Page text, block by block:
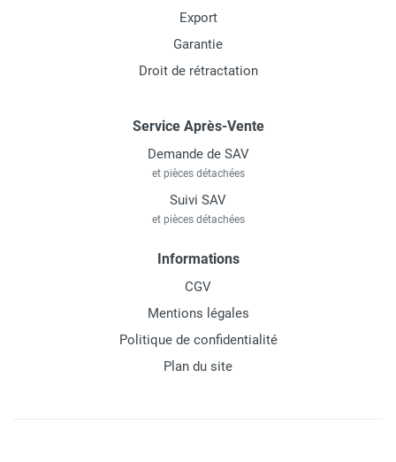
Export
Garantie
Droit de rétractation
Service Après-Vente
Demande de SAV
et pièces détachées
Suivi SAV
et pièces détachées
Informations
CGV
Mentions légales
Politique de confidentialité
Plan du site